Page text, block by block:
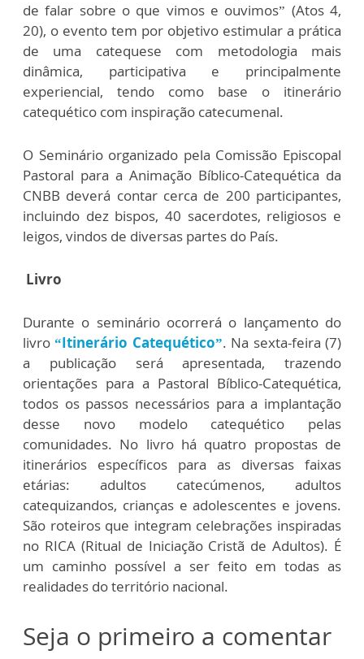
de falar sobre o que vimos e ouvimos” (Atos 4,
20), o evento tem por objetivo estimular a prática
de uma catequese com metodologia mais
dinâmica, participativa e principalmente
experiencial, tendo como base o itinerário
catequético com inspiração catecumenal.
O Seminário organizado pela Comissão Episcopal
Pastoral para a Animação Bíblico-Catequética da
CNBB deverá contar cerca de 200 participantes,
incluindo dez bispos, 40 sacerdotes, religiosos e
leigos, vindos de diversas partes do País.
Livro
Durante o seminário ocorrerá o lançamento do
livro“Itinerário Catequético”. Na sexta-feira (7)
a publicação será apresentada, trazendo
orientações para a Pastoral Bíblico-Catequética,
todos os passos necessários para a implantação
desse novo modelo catequético pelas
comunidades. No livro há quatro propostas de
itinerários específicos para as diversas faixas
etárias: adultos catecúmenos, adultos
catequizandos, crianças e adolescentes e jovens.
São roteiros que integram celebrações inspiradas
no RICA (Ritual de Iniciação Cristã de Adultos). É
um caminho possível a ser feito em todas as
realidades do território nacional.
Seja o primeiro a comentar